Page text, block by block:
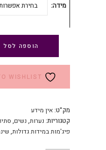
מידה בחירת
הוספה לסל
WISHLIST
מק"ט: אין מידע
קטגוריות: נערות, נשים,
פיג'מות במידות גדולות,